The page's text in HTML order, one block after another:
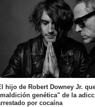
hijo de Robert Downey Jr.
genética" de la
por cocaína